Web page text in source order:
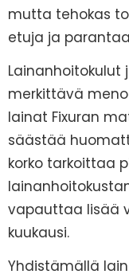
mutta tehokas
etuja ja
Lainanhoitokulut
merkittävä
lainat Fixuran
säästää
korko tarkoittaa
vapauttaa lisää
kuukausi.
Yhdistämällä